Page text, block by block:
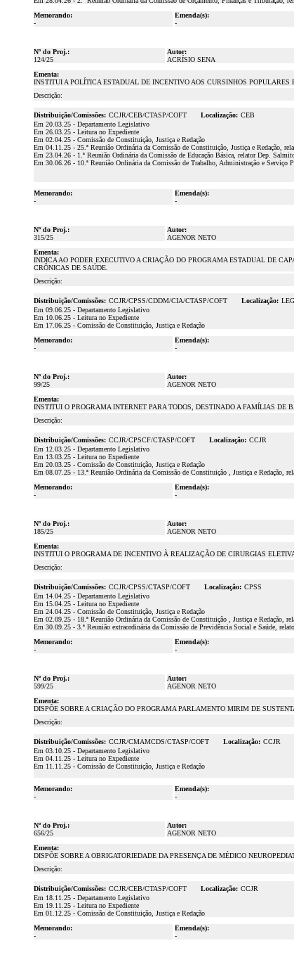
Memorando:
-
Emenda(s):
-
Nº do Proj.:
124/25
Autor:
ACRÍSIO SENA
Ementa:
INSTITUI A POLÍTICA ESTADUAL DE INCENTIVO AOS CURSINHOS
Descrição:
Distribuição/Comissões: CCJR/CEB/CTASP/COFT Localização: CEB
Em 20.03.25 - Departamento Legislativo
Em 26.03.25 - Leitura no Expediente
Em 02.04.25 - Comissão de Constituição, Justiça e Redação
Em 04.11.25 - 25.ª Reunião Ordinária da Comissão de Constituição, Justiça e Redação,
Em 23.04.26 - 1.ª Reunião Ordinária da Comissão de Educação Básica, relator Dep.
Em 30.06.26 - 10.ª Reunião Ordinária da Comissão de Trabalho, Administração e Serviço
Memorando:
-
Emenda(s):
-
Nº do Proj.:
315/25
Autor:
AGENOR NETO
Ementa:
INDICA AO PODER EXECUTIVO A CRIAÇÃO DO PROGRAMA ESTADUAL DE
CRÔNICAS DE SAÚDE.
Descrição:
Distribuição/Comissões: CCJR/CPSS/CDDM/CIA/CTASP/COFT Localização:
Em 09.06.25 - Departamento Legislativo
Em 10.06.25 - Leitura no Expediente
Em 17.06.25 - Comissão de Constituição, Justiça e Redação
Memorando:
-
Emenda(s):
-
Nº do Proj.:
99/25
Autor:
AGENOR NETO
Ementa:
INSTITUI O PROGRAMA INTERNET PARA TODOS, DESTINADO A FAMÍLIAS DE
Descrição:
Distribuição/Comissões: CCJR/CPSCF/CTASP/COFT Localização: CCJR
Em 12.03.25 - Departamento Legislativo
Em 13.03.25 - Leitura no Expediente
Em 20.03.25 - Comissão de Constituição, Justiça e Redação
Em 08.07.25 - 13.ª Reunião Ordinária da Comissão de Constituição , Justiça e Redação,
Memorando:
-
Emenda(s):
-
Nº do Proj.:
185/25
Autor:
AGENOR NETO
Ementa:
INSTITUI O PROGRAMA DE INCENTIVO À REALIZAÇÃO DE CIRURGIAS
Descrição:
Distribuição/Comissões: CCJR/CPSS/CTASP/COFT Localização: CPSS
Em 14.04.25 - Departamento Legislativo
Em 15.04.25 - Leitura no Expediente
Em 24.04.25 - Comissão de Constituição, Justiça e Redação
Em 02.09.25 - 18.ª Reunião Ordinária da Comissão de Constituição , Justiça e Redação,
Em 30.09.25 - 3.ª Reunião extraordinária da Comissão de Previdência Social e Saúde,
Memorando:
-
Emenda(s):
-
Nº do Proj.:
599/25
Autor:
AGENOR NETO
Ementa:
DISPÕE SOBRE A CRIAÇÃO DO PROGRAMA PARLAMENTO MIRIM DE
Descrição:
Distribuição/Comissões: CCJR/CMAMCDS/CTASP/COFT Localização: CCJR
Em 03.10.25 - Departamento Legislativo
Em 04.11.25 - Leitura no Expediente
Em 11.11.25 - Comissão de Constituição, Justiça e Redação
Memorando:
-
Emenda(s):
-
Nº do Proj.:
656/25
Autor:
AGENOR NETO
Ementa:
DISPÕE SOBRE A OBRIGATORIEDADE DA PRESENÇA DE MÉDICO
Descrição:
Distribuição/Comissões: CCJR/CEB/CTASP/COFT Localização: CCJR
Em 18.11.25 - Departamento Legislativo
Em 19.11.25 - Leitura no Expediente
Em 01.12.25 - Comissão de Constituição, Justiça e Redação
Memorando:
-
Emenda(s):
-